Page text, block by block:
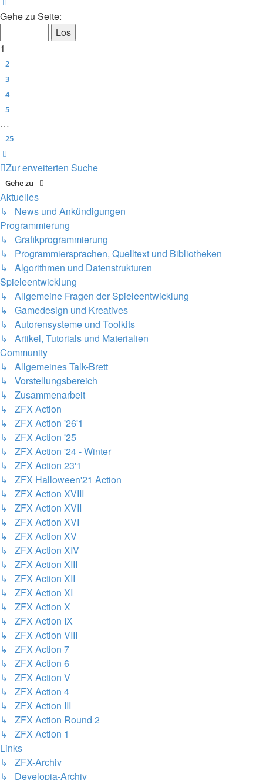
Gehe zu Seite:
1
2
3
4
5
…
25
Zur erweiterten Suche
Gehe zu
Aktuelles
↳ News und Ankündigungen
Programmierung
↳ Grafikprogrammierung
↳ Programmiersprachen, Quelltext und Bibliotheken
↳ Algorithmen und Datenstrukturen
Spieleentwicklung
↳ Allgemeine Fragen der Spieleentwicklung
↳ Gamedesign und Kreatives
↳ Autorensysteme und Toolkits
↳ Artikel, Tutorials und Materialien
Community
↳ Allgemeines Talk-Brett
↳ Vorstellungsbereich
↳ Zusammenarbeit
↳ ZFX Action
↳ ZFX Action '26'1
↳ ZFX Action '25
↳ ZFX Action '24 - Winter
↳ ZFX Action 23'1
↳ ZFX Halloween'21 Action
↳ ZFX Action XVIII
↳ ZFX Action XVII
↳ ZFX Action XVI
↳ ZFX Action XV
↳ ZFX Action XIV
↳ ZFX Action XIII
↳ ZFX Action XII
↳ ZFX Action XI
↳ ZFX Action X
↳ ZFX Action IX
↳ ZFX Action VIII
↳ ZFX Action 7
↳ ZFX Action 6
↳ ZFX Action V
↳ ZFX Action 4
↳ ZFX Action III
↳ ZFX Action Round 2
↳ ZFX Action 1
Links
↳ ZFX-Archiv
↳ Developia-Archiv